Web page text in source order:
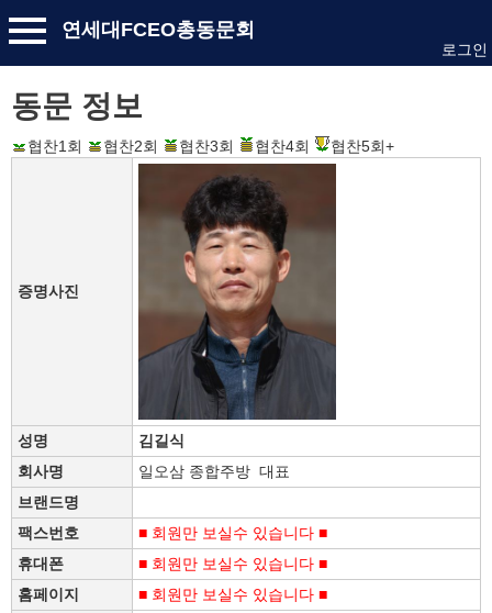
연세대FCEO총동문회
로그인
동문 정보
협찬1회 협찬2회 협찬3회 협찬4회 협찬5회+
증명사진
성명
김길식
회사명
일오삼 종합주방 대표
브랜드명
팩스번호
■ 회원만 보실수 있습니다 ■
휴대폰
■ 회원만 보실수 있습니다 ■
홈페이지
■ 회원만 보실수 있습니다 ■